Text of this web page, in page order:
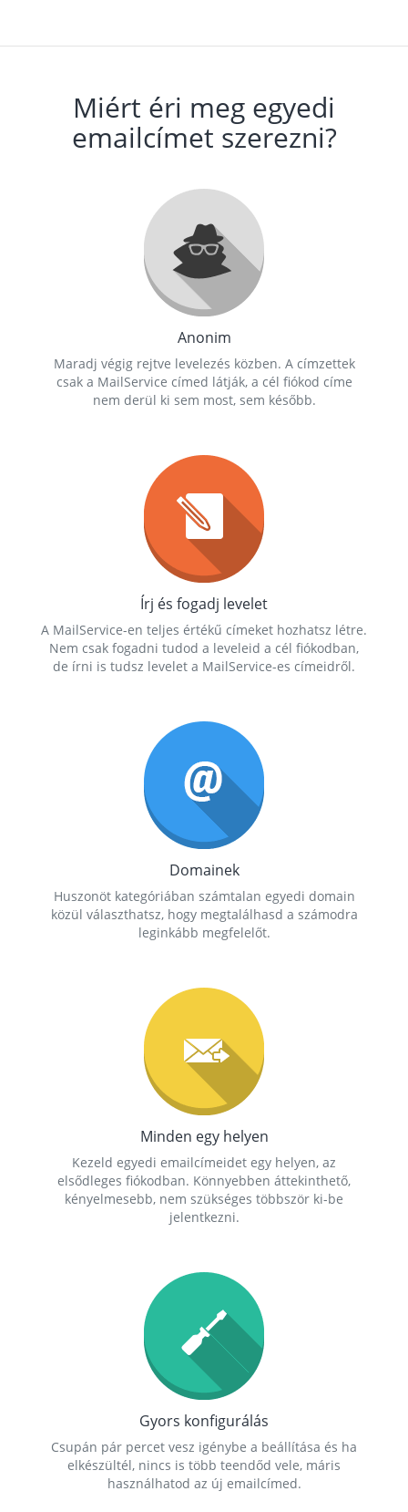
Miért éri meg egyedi
emailcímet szerezni?
Anonim
Maradj végig rejtve levelezés közben. A címzettek
csak a MailService címed látják, a cél fiókod címe
nem derül ki sem most, sem később.
Írj és fogadj levelet
A MailService-en teljes értékű címeket hozhatsz létre.
Nem csak fogadni tudod a leveleid a cél fiókodban,
de írni is tudsz levelet a MailService-es címeidről.
Domainek
Huszonöt kategóriában számtalan egyedi domain
közül választhatsz, hogy megtalálhasd a számodra
leginkább megfelelőt.
Minden egy helyen
Kezeld egyedi emailcímeidet egy helyen, az
elsődleges fiókodban. Könnyebben áttekinthető,
kényelmesebb, nem szükséges többször ki-be
jelentkezni.
Gyors konfigurálás
Csupán pár percet vesz igénybe a beállítása és ha
elkészültél, nincs is több teendőd vele, máris
használhatod az új emailcímed.